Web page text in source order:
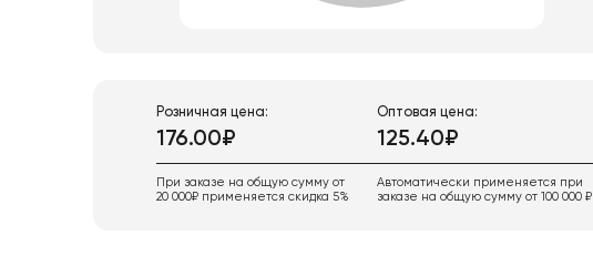
Розничная цена:
176.00₽
При заказе на общую сумму от
20 000₽ применяется скидка 5%
Оптовая цена:
125.40₽
Автоматически применяется при
заказе на общую сумму от 100 000 ₽